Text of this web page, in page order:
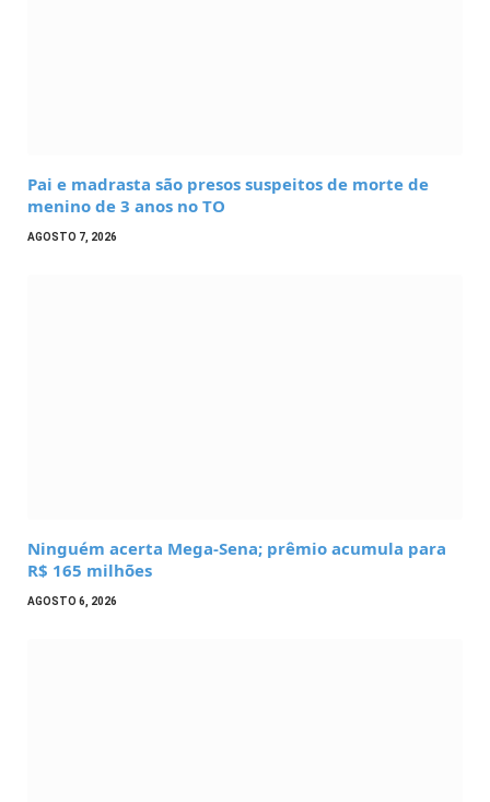
Pai e madrasta são presos suspeitos de morte de
menino de 3 anos no TO
AGOSTO 7, 2026
Ninguém acerta Mega-Sena; prêmio acumula para
R$ 165 milhões
AGOSTO 6, 2026